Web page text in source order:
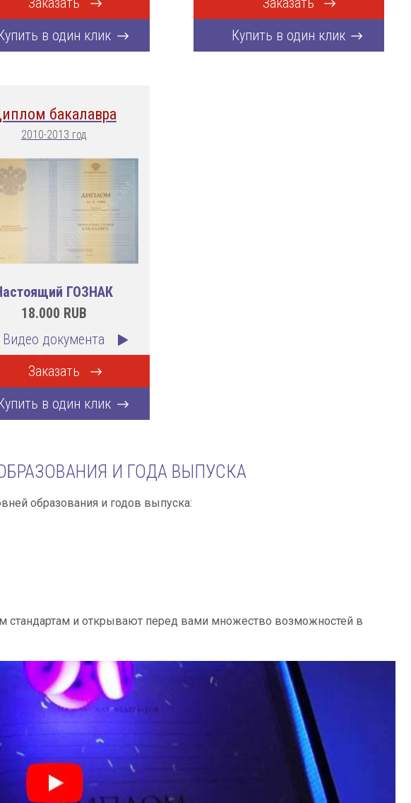
в один клик
Купить в один клик
бакалавра
2010-2013 год
ГОЗНАК
18.000 RUB
Видео документа
Заказать
Купить в один клик
И ГОДА ВЫПУСКА
образования и годов выпуска:
стандартам и открывают перед вами множество возможностей в